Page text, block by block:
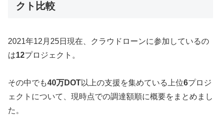
クト比較
2021年12月25日現在、クラウドローンに参加しているの
は12プロジェクト。
その中でも40万DOT以上の支援を集めている上位6プロジ
ェクトについて、現時点での調達額順に概要をまとめまし
た。